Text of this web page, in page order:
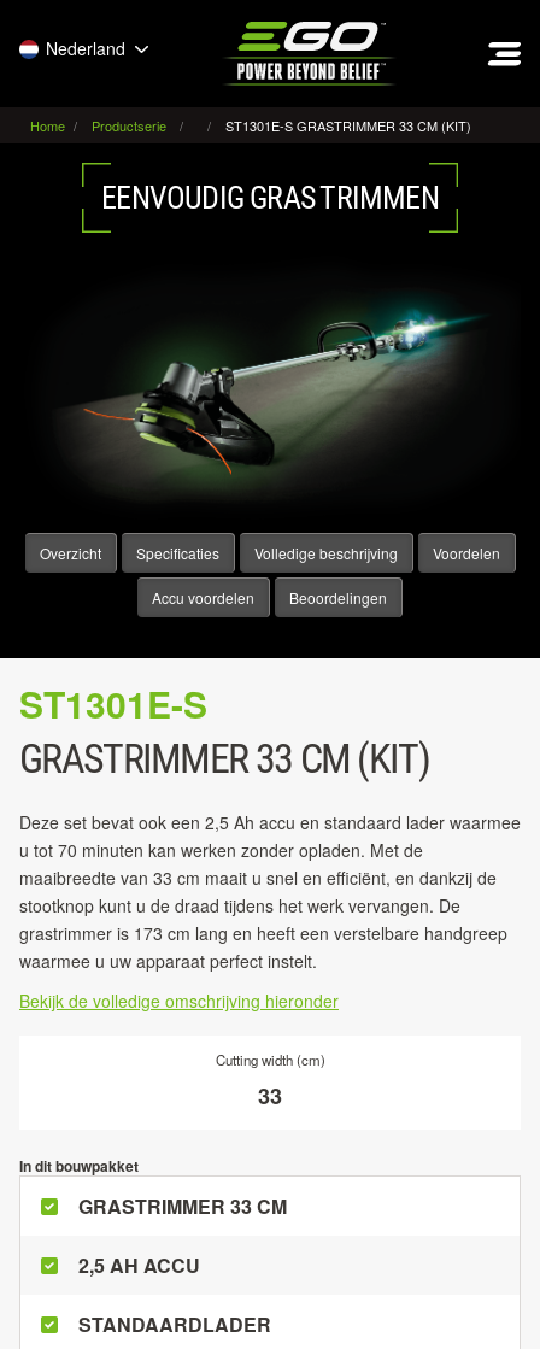
Nederland
Home Productserie ST1301E-S GRASTRIMMER 33 CM (KIT)
EENVOUDIG GRAS TRIMMEN
Overzicht Specificaties Volledige beschrijving Voordelen
Accu voordelen Beoordelingen
ST1301E-S
GRASTRIMMER 33 CM (KIT)
Deze set bevat ook een 2,5 Ah accu en standaard lader waarmee
u tot 70 minuten kan werken zonder opladen. Met de
maaibreedte van 33 cm maait u snel en efficiënt, en dankzij de
stootknop kunt u de draad tijdens het werk vervangen. De
grastrimmer is 173 cm lang en heeft een verstelbare handgreep
waarmee u uw apparaat perfect instelt.
Bekijk de volledige omschrijving hieronder
Cutting width (cm)
33
In dit bouwpakket
GRASTRIMMER 33 CM
2,5 AH ACCU
STANDAARDLADER